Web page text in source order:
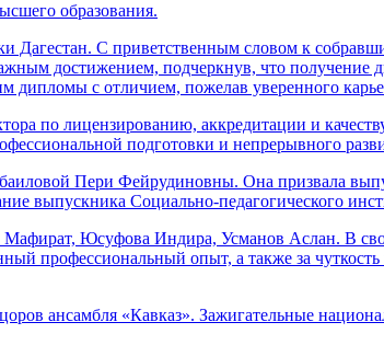
образования.
С приветственным словом к
достижением, подчеркнув, что получение
с отличием, пожелав уверенного
по лицензированию, аккредитации и
подготовки и непрерывного
Пери Фейрудиновны. Она призвала
выпускника Социально-педагогического
Юсуфова Индира, Усманов Аслан. В
профессиональный опыт, а также за
ансамбля «Кавказ». Зажигательные